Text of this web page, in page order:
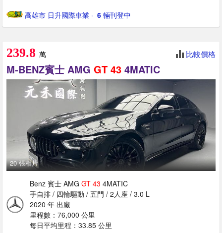
高雄市 日升國際車業 · ‎ 6 輛刊登中
239.8 萬 比較價格
M-BENZ賓士 AMG GT 43 4MATIC
20 張相片
Benz 賓士 AMG GT 43 4MATIC
手自排 / 四輪驅動 / 五門 / 2人座 / 3.0 L
2020 年 出廠
里程數：76,000 公里
每日平均里程：33.85 公里